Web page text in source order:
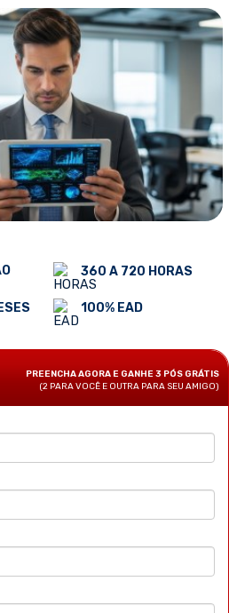
360 A 720 HORAS
100% EAD
PREENCHA AGORA E GANHE 3 PÓS GRÁTIS
(2 PARA VOCÊ E OUTRA PARA SEU AMIGO)